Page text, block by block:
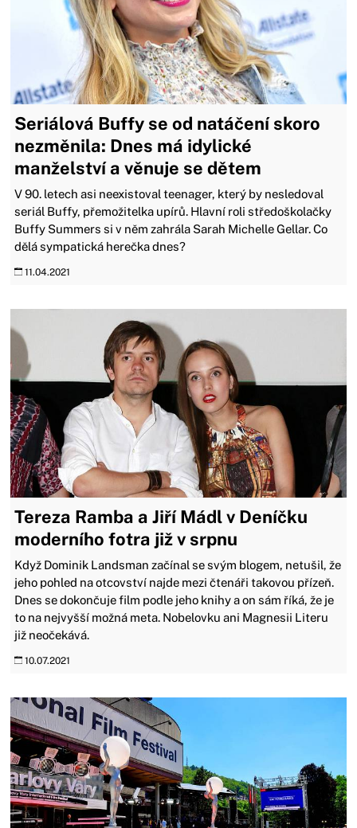
Seriálová Buffy se od natáčení skoro
nezměnila: Dnes má idylické
manželství a věnuje se dětem
V 90. letech asi neexistoval teenager, který by nesledoval
seriál Buffy, přemožitelka upírů. Hlavní roli středoškolačky
Buffy Summers si v něm zahrála Sarah Michelle Gellar. Co
dělá sympatická herečka dnes?
11.04.2021
Tereza Ramba a Jiří Mádl v Deníčku
moderního fotra již v srpnu
Když Dominik Landsman začínal se svým blogem, netušil, že
jeho pohled na otcovství najde mezi čtenáři takovou přízeň.
Dnes se dokončuje film podle jeho knihy a on sám říká, že je
to na nejvyšší možná meta. Nobelovku ani Magnesii Literu
již neočekává.
10.07.2021